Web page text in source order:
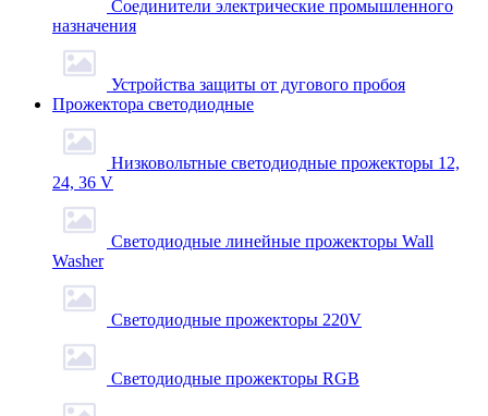
Соединители электрические промышленного
назначения
Устройства защиты от дугового пробоя
Прожектора светодиодные
Низковольтные светодиодные прожекторы 12,
24, 36 V
Светодиодные линейные прожекторы Wall
Washer
Светодиодные прожекторы 220V
Светодиодные прожекторы RGB